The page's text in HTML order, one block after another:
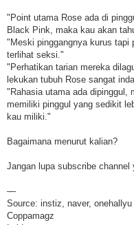
"Point utama Rose ada di
Black Pink, maka kau akan
"Meski pinggangnya kurus tapi
terlihat seksi."
"Perhatikan tarian mereka
lekukan tubuh Rose sangat
"Rahasia utama ada dipinggul,
memiliki pinggul yang sedikit
kau miliki."
Bagaimana menurut kalian?
Jangan lupa subscribe channel
—
Source: instiz, naver, onehallyu
Coppamagz